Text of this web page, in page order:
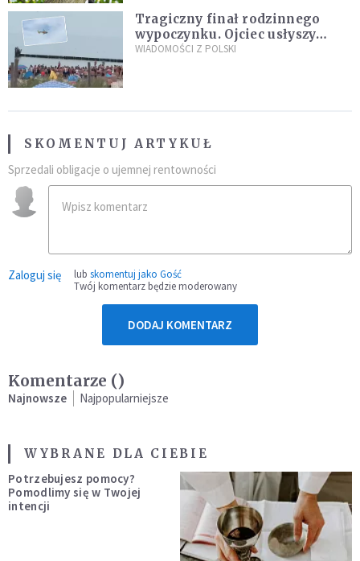
Tragiczny finał rodzinnego
wypoczynku. Ojciec usłyszy
zarzuty
WIADOMOŚCI Z POLSKI
SKOMENTUJ ARTYKUŁ
Sprzedali obligacje o ujemnej rentowności
Zaloguj się lub skomentuj jako Gość
Twój komentarz będzie moderowany
DODAJ KOMENTARZ
Komentarze ()
Najnowsze Najpopularniejsze
WYBRANE DLA CIEBIE
Potrzebujesz pomocy?
Pomodlimy się w Twojej
intencji